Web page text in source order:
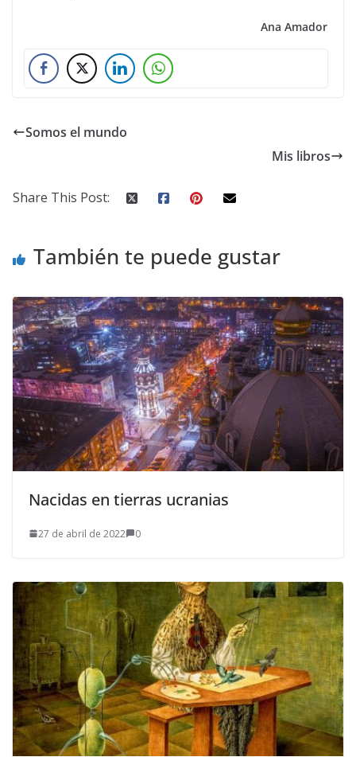
Ana Amador
Somos el mundo
Mis libros
Share This Post:
También te puede gustar
Nacidas en tierras ucranias
27 de abril de 2022 0